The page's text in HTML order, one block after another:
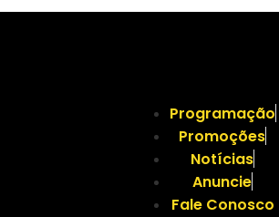
Programação
Promoções
Notícias
Anuncie
Fale Conosco